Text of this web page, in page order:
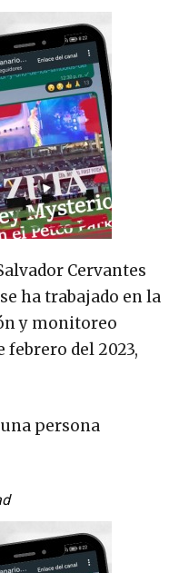
Cervantes
ha trabajado en la
y monitoreo
febrero del 2023,
persona